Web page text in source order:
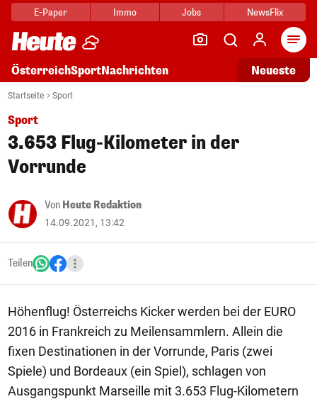
E-Paper Immo Jobs NewsFlix
ÖsterreichSportNachrichten Neueste
Startseite Sport
Sport
3.653 Flug-Kilometer in der
Vorrunde
Von Heute Redaktion
14.09.2021, 13:42
Teilen
Höhenflug! Österreichs Kicker werden bei der EURO
2016 in Frankreich zu Meilensammlern. Allein die
fixen Destinationen in der Vorrunde, Paris (zwei
Spiele) und Bordeaux (ein Spiel), schlagen von
Ausgangspunkt Marseille mit 3.653 Flug-Kilometern